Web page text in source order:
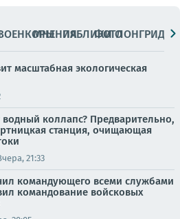
МНЕНИЯПАБЛИКИ
ФОТОЛОНГРИДЫ
масштабная экологическая
водный коллапс? Предварительно,
станция, очищающая
21:33
командующего всеми службами
командование войсковых